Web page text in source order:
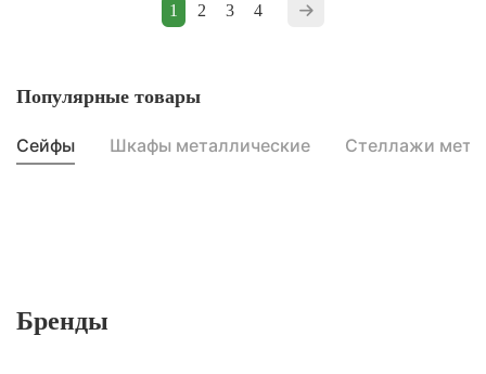
1 2 3 4
Популярные товары
Сейфы Шкафы металлические Стеллажи
Бренды